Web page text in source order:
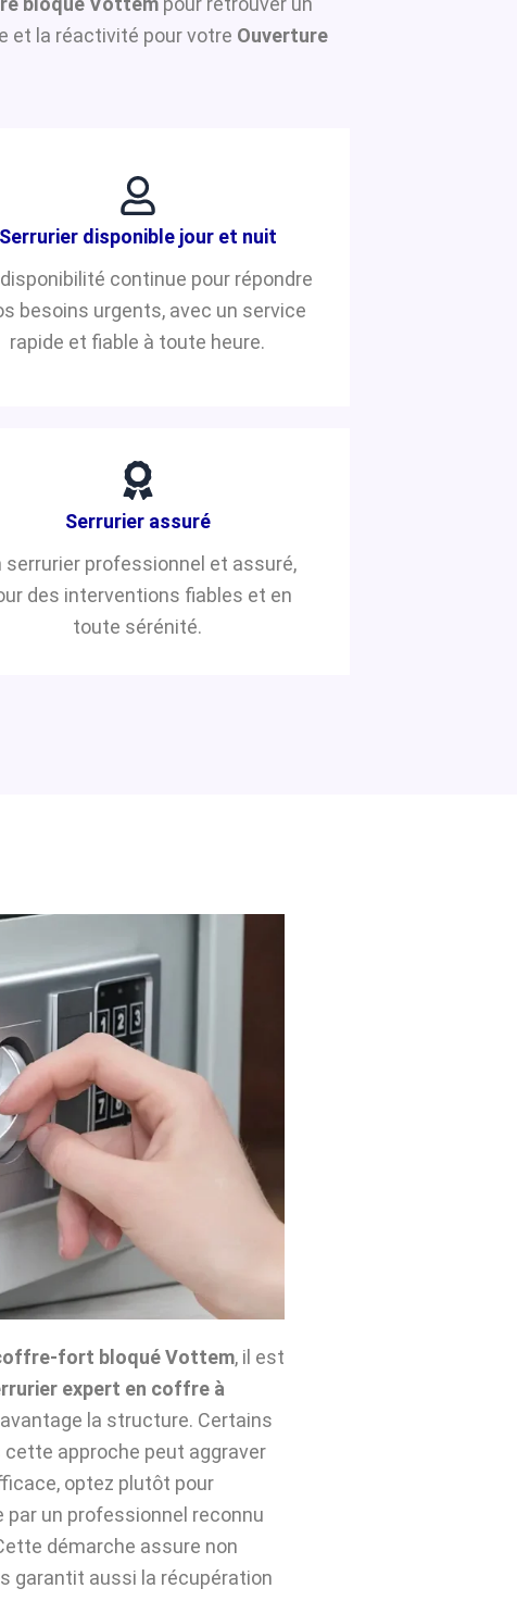
et la réactivité pour votre Ouverture
Serrurier disponible jour et nuit
continue pour répondre
besoins urgents, avec un service
rapide et fiable à toute heure.
Serrurier assuré
serrurier professionnel et assuré,
des interventions fiables et en
toute sérénité.
fort bloqué Vottem, il est
expert en coffre à
la structure. Certains
approche peut aggraver
optez plutôt pour
un professionnel reconnu
démarche assure non
garantit aussi la récupération